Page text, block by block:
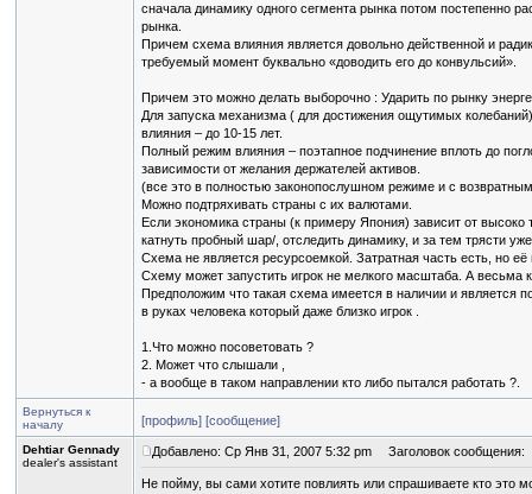
сначала динамику одного сегмента рынка потом постепенно
рынка.
Причем схема влияния является довольно действенной и
требуемый момент буквально «доводить его до конвульсий».
Причем это можно делать выборочно : Ударить по рынку
Для запуска механизма ( для достижения ощутимых
влияния – до 10-15 лет.
Полный режим влияния – поэтапное подчинение вплоть до
зависимости от желания держателей активов.
(все это в полностью законопослушном режиме и с
Можно подтряхивать страны с их валютами.
Если экономика страны (к примеру Япония) зависит от
катнуть пробный шар/, отследить динамику, и за тем трясти
Схема не является ресурсоемкой. Затратная часть есть, но
Схему может запустить игрок не мелкого масштаба. А весьма
Предположим что такая схема имеется в наличии и является
в руках человека который даже близко игрок .
1.Что можно посоветовать ?
2. Может что слышали ,
- а вообще в таком направлении кто либо пытался работать ?.
Вернуться к
началу
[профиль] [сообщение]
Dehtiar Gennady
dealer's assistant
Добавлено: Ср Янв 31, 2007 5:32 pm Заголовок сообщения:
Не пойму, вы сами хотите повлиять или спрашиваете кто это